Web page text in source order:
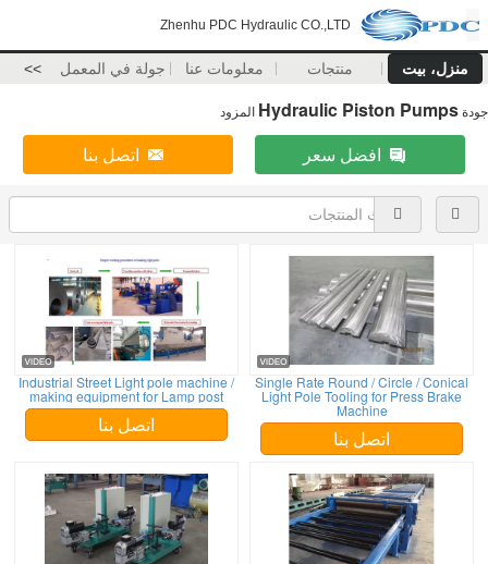
Zhenhu PDC Hydraulic CO.,LTD
منزل، بيت منتجات معلومات عنا جولة في المعمل >>
جودة Hydraulic Piston Pumps المزود
افضل سعر اتصل بنا
Industrial Street Light pole machine /
making equipment for Lamp post
اتصل بنا
Single Rate Round / Circle / Conical
Light Pole Tooling for Press Brake
Machine
اتصل بنا